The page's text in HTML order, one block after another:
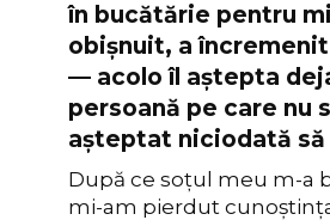
în bucătărie pentru
obișnuit, a
— acolo îl aștepta
persoană pe care nu
așteptat niciodată să
După ce soțul meu m-a
mi-am pierdut